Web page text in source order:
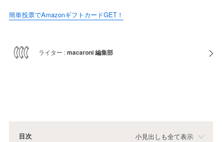
簡単投票でAmazonギフトカードGET！
ライター :macaroni 編集部
目次 小見出しも全て表示